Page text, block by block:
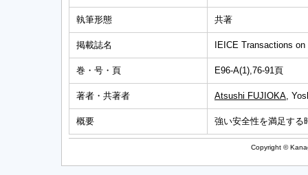
執筆形態 共著
掲載誌名 IEICE Transactions
巻・号・頁 E96-A(1),76-91頁
著者・共著者 Atsushi FUJIOKA,
概要 強い安全性を満足する
Copyright ©